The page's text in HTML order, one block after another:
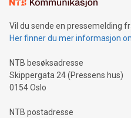
neutral payment systems
projects.Carbon Footprint:
event and dive into the critical
Vil du sende en pressemelding
Her finner du mer informasjon
NTB besøksadresse
Skippergata 24 (Pressens hus)
0154 Oslo
NTB postadresse